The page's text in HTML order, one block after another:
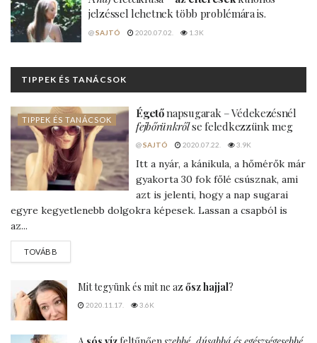
jelzéssel lehetnek több problémára is.
@SAJTÓ 2020.07.02. 1.3K
TIPPEK ÉS TANÁCSOK
TIPPEK ÉS TANÁCSOK Égetőnapsugarak – Védekezésnél
fejbőrünkrőlse feledkezzünk meg
@SAJTÓ 2020.07.22. 3.9K
Itt a nyár, a kánikula, a hőmérők már
gyakorta 30 fok főlé csúsznak, ami
azt is jelenti, hogy a nap sugarai
egyre kegyetlenebb dolgokra képesek. Lassan a csapból is
az...
TOVÁBB
Mit tegyünk és mit ne az ősz hajjal?
2020.11.17. 3.6K